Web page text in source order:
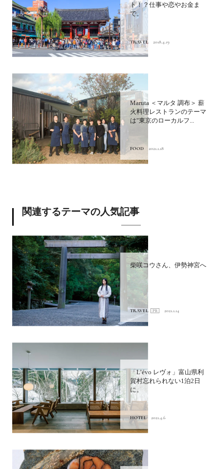
ト！？仕事や恋やお金ま
で。
TRAVEL 2018.4.19
Maruta ＜マルタ 調布＞ 薪
火料理レストランのテーマ
は"東京のローカルフ...
FOOD 2021.1.18
関連するテーマの人気記事
柴咲コウさん、伊勢神宮へ
TRAVEL 2021.1.14
「L’évo レヴォ」富山県利
賀村忘れられない1泊2日
に。
HOTEL 2021.4.6